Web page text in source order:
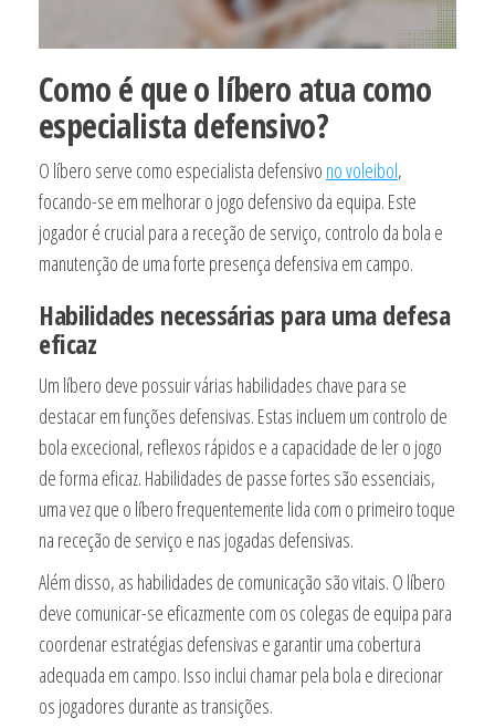
Como é que o líbero atua como
especialista defensivo?
O líbero serve como especialista defensivo no voleibol,
focando-se em melhorar o jogo defensivo da equipa. Este
jogador é crucial para a receção de serviço, controlo da bola e
manutenção de uma forte presença defensiva em campo.
Habilidades necessárias para uma defesa
eficaz
Um líbero deve possuir várias habilidades chave para se
destacar em funções defensivas. Estas incluem um controlo de
bola excecional, reflexos rápidos e a capacidade de ler o jogo
de forma eficaz. Habilidades de passe fortes são essenciais,
uma vez que o líbero frequentemente lida com o primeiro toque
na receção de serviço e nas jogadas defensivas.
Além disso, as habilidades de comunicação são vitais. O líbero
deve comunicar-se eficazmente com os colegas de equipa para
coordenar estratégias defensivas e garantir uma cobertura
adequada em campo. Isso inclui chamar pela bola e direcionar
os jogadores durante as transições.